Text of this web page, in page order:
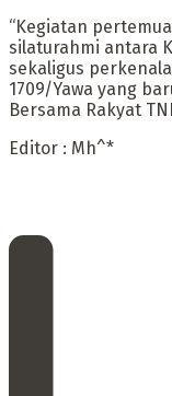
“Kegiatan
silaturahmi antara
sekaligus
1709/Yawa yang
Bersama Rakyat
Editor : Mh^*